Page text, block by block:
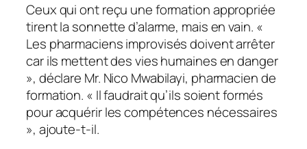
Ceux qui ont reçu une formation appropriée
tirent la sonnette d’alarme, mais en vain. «
Les pharmaciens improvisés doivent arrêter
car ils mettent des vies humaines en danger
», déclare Mr. Nico Mwabilayi, pharmacien de
formation. « Il faudrait qu’ils soient formés
pour acquérir les compétences nécessaires
», ajoute-t-il.